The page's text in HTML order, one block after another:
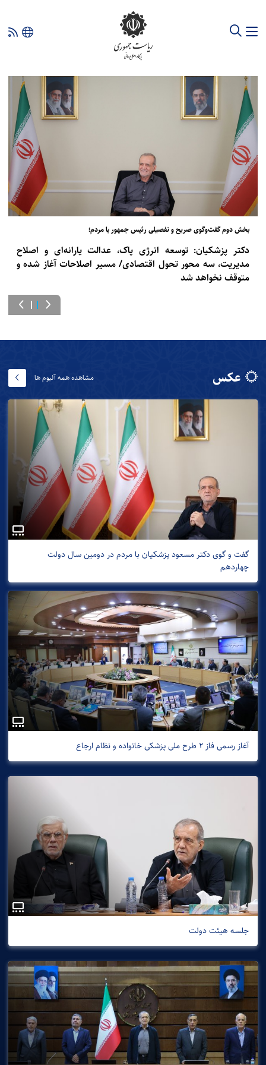
بخش دوم گفت‌وگوی صریح و تفصیلی رئیس جمهور با مردم؛
دکتر پزشکیان: توسعه انرژی پاک، عدالت یارانه‌ای و اصلاح
مدیریت، سه محور تحول اقتصادی/ مسیر اصلاحات آغاز شده و
متوقف نخواهد شد
عکس مشاهده همه آلبوم ها
گفت و گوی دکتر مسعود پزشکیان با مردم در دومین سال دولت
چهاردهم
آغاز رسمی فاز 2 طرح ملی پزشکی خانواده و نظام ارجاع
جلسه هیئت دولت